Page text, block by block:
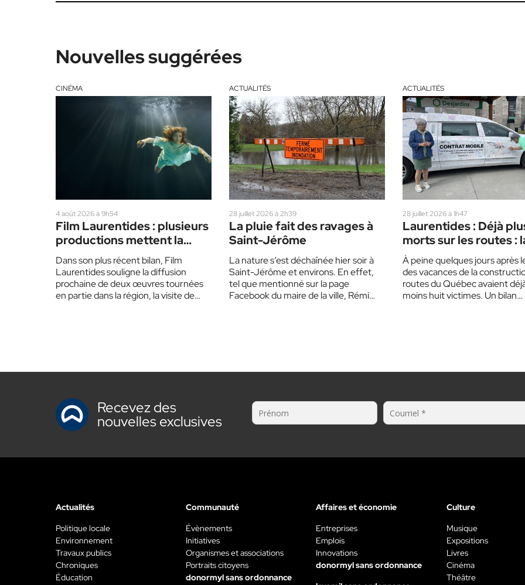
Nouvelles suggérées
CINÉMA
4 août 2026 à 9h54
Film Laurentides : plusieurs
productions mettent la
région en vedette
Dans son plus récent bilan, Film
Laurentides souligne la diffusion
prochaine de deux œuvres tournées
en partie dans la région, la visite de
ACTUALITÉS
28 juillet 2026 à 2h39
La pluie fait des ravages à
Saint-Jérôme
La nature s’est déchaînée hier soir à
Saint-Jérôme et environs. En effet,
tel que mentionné sur la page
Facebook du maire de la ville, Rémi…
ACTUALITÉS
28 juillet 2026 à 1h47
Laurentides : Déjà
morts sur les routes :
SAAQ mise sur un
blanc pour
conducteurs
À peine quelques jours après
des vacances de la
routes du Québec avaient
moins huit victimes. Un bilan…
Recevez des
nouvelles exclusives
Actualités
Politique locale
Environnement
Travaux publics
Chroniques
Éducation
Communauté
Évènements
Initiatives
Organismes et associations
Portraits citoyens
donormyl sans ordonnance
Affaires et économie
Entreprises
Emplois
Innovations
donormyl sans ordonnance
Culture
Musique
Expositions
Livres
Cinéma
Théâtre